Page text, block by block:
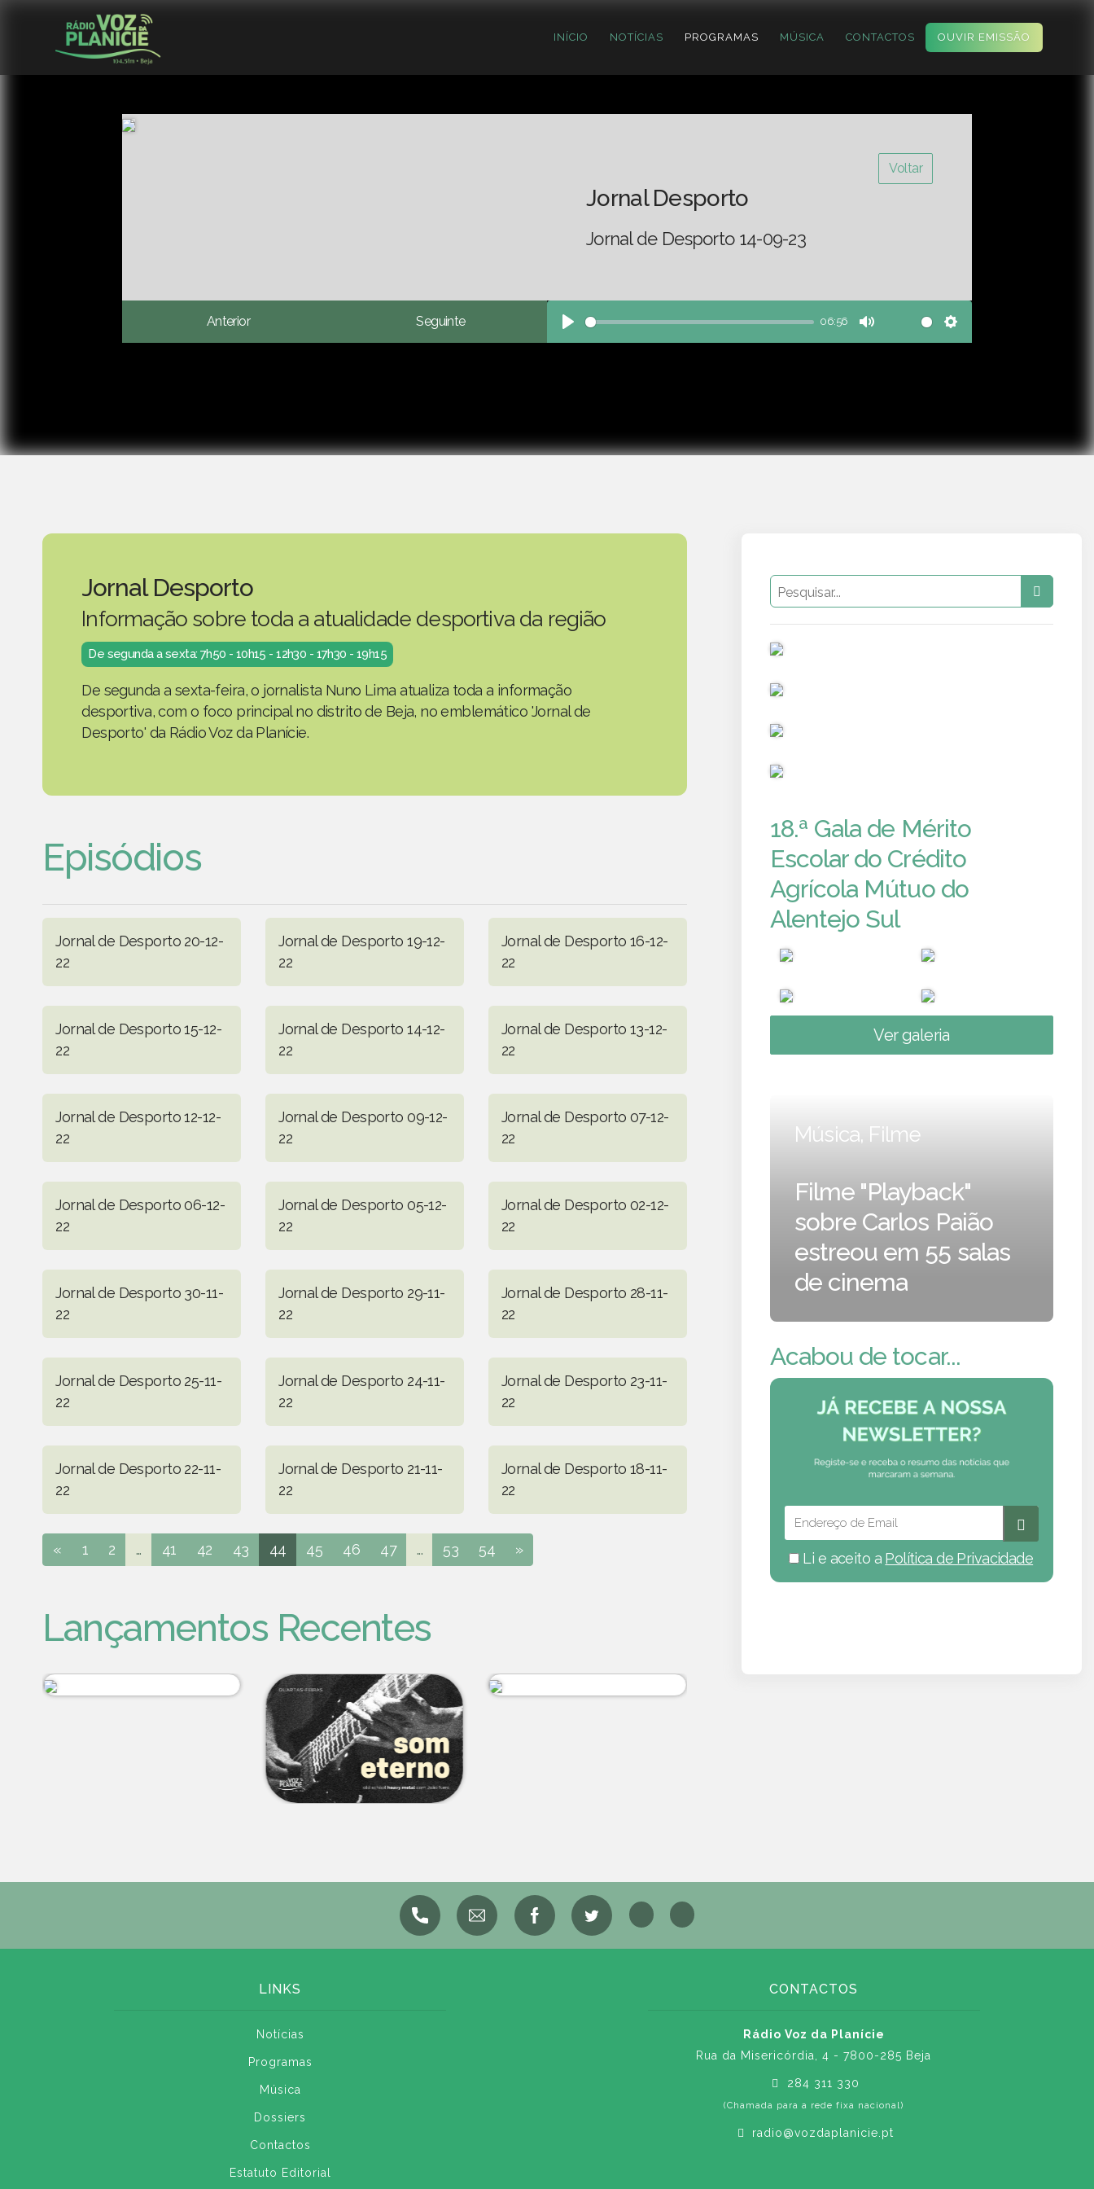
INÍCIO NOTÍCIAS PROGRAMAS MÚSICA CONTACTOS OUVIR EMISSÃO
Voltar
Jornal Desporto
Jornal de Desporto 14-09-23
Anterior Seguinte
Play
06:56
Mute Settings
Jornal Desporto
Informação sobre toda a atualidade desportiva da região
De segunda a sexta: 7h50 - 10h15 - 12h30 - 17h30 - 19h15
De segunda a sexta-feira, o jornalista Nuno Lima atualiza toda a informação
desportiva, com o foco principal no distrito de Beja, no emblemático 'Jornal de
Desporto' da Rádio Voz da Planície.
Episódios
Jornal de Desporto 20-12-
22
Jornal de Desporto 19-12-
22
Jornal de Desporto 16-12-
22
Jornal de Desporto 15-12-
22
Jornal de Desporto 14-12-
22
Jornal de Desporto 13-12-
22
Jornal de Desporto 12-12-
22
Jornal de Desporto 09-12-
22
Jornal de Desporto 07-12-
22
Jornal de Desporto 06-12-
22
Jornal de Desporto 05-12-
22
Jornal de Desporto 02-12-
22
Jornal de Desporto 30-11-
22
Jornal de Desporto 29-11-
22
Jornal de Desporto 28-11-
22
Jornal de Desporto 25-11-
22
Jornal de Desporto 24-11-
22
Jornal de Desporto 23-11-
22
Jornal de Desporto 22-11-
22
Jornal de Desporto 21-11-
22
Jornal de Desporto 18-11-
22
« 1 2 ... 41 42 43 44 45 46 47 ... 53 54 »
Lançamentos Recentes
18.ª Gala de Mérito
Escolar do Crédito
Agrícola Mútuo do
Alentejo Sul
Ver galeria
Música, Filme
Filme "Playback"
sobre Carlos Paião
estreou em 55 salas
de cinema
Acabou de tocar...
Li e aceito a Política de Privacidade
LINKS
Notícias
Programas
Música
Dossiers
Contactos
Estatuto Editorial
CONTACTOS
Rádio Voz da Planície
Rua da Misericórdia, 4 - 7800-285 Beja
284 311 330
(Chamada para a rede fixa nacional)
radio@vozdaplanicie.pt